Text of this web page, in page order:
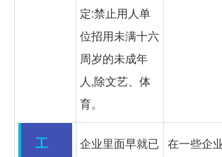
定:禁止用人单
位招用未满十六
周岁的未成年
人,除文艺、体
育。
工
企业里面早就已 在一些企